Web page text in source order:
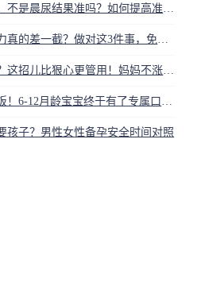
孩子？男性女性备孕安全时间对照